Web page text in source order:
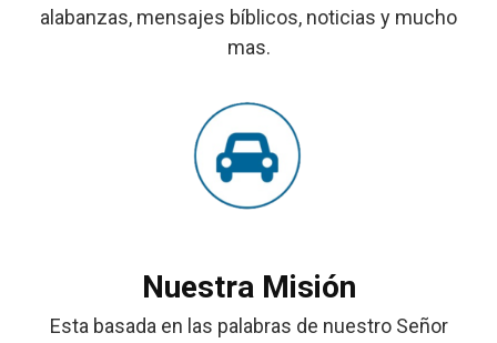
alabanzas, mensajes bíblicos, noticias y mucho
mas.
Nuestra Misión
Esta basada en las palabras de nuestro Señor